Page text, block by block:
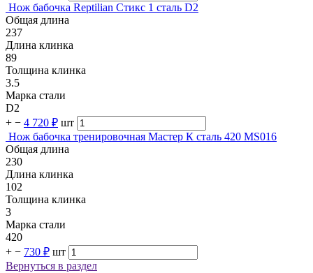
Нож бабочка Reptilian Стикс 1 сталь D2
Общая длина
237
Длина клинка
89
Толщина клинка
3.5
Марка стали
D2
+ − 4 720 ₽ шт
Нож бабочка тренировочная Мастер К сталь 420 MS016
Общая длина
230
Длина клинка
102
Толщина клинка
3
Марка стали
420
+ − 730 ₽ шт
Вернуться в раздел